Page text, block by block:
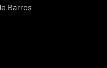
Barros